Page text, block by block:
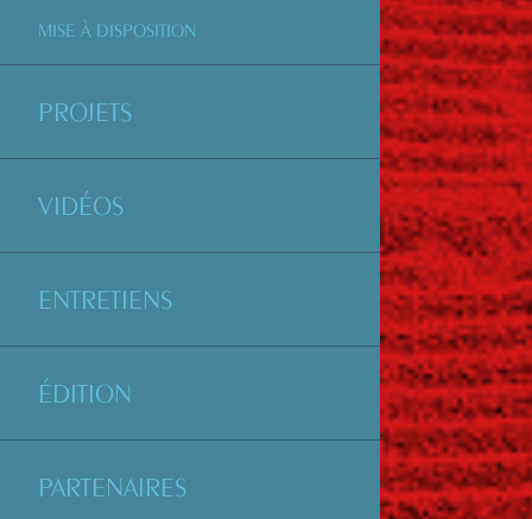
MISE À DISPOSITION
PROJETS
VIDÉOS
ENTRETIENS
ÉDITION
PARTENAIRES